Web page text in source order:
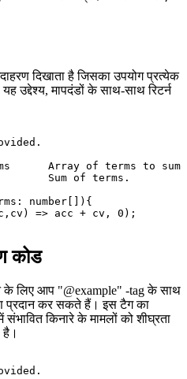
उपयोग करने के लिए विशेष टैग की एक
वे वे हैं जिनका मैं व्यक्तिगत रूप से सबसे
वास्तविक लाभ प्रदान करने के लिए
दिखाता है जिसका उपयोग प्रत्येक
उद्देश्य, मापदंडों के साथ-साथ रिटर्न
Array of terms to sum
Sum of terms.
=> acc + cv, 0);
कोड
लिए आप "@example" -tag के साथ
प्रदान कर सकते हैं। इस टैग का
किनारे के मामलों को शीघ्रता
है।